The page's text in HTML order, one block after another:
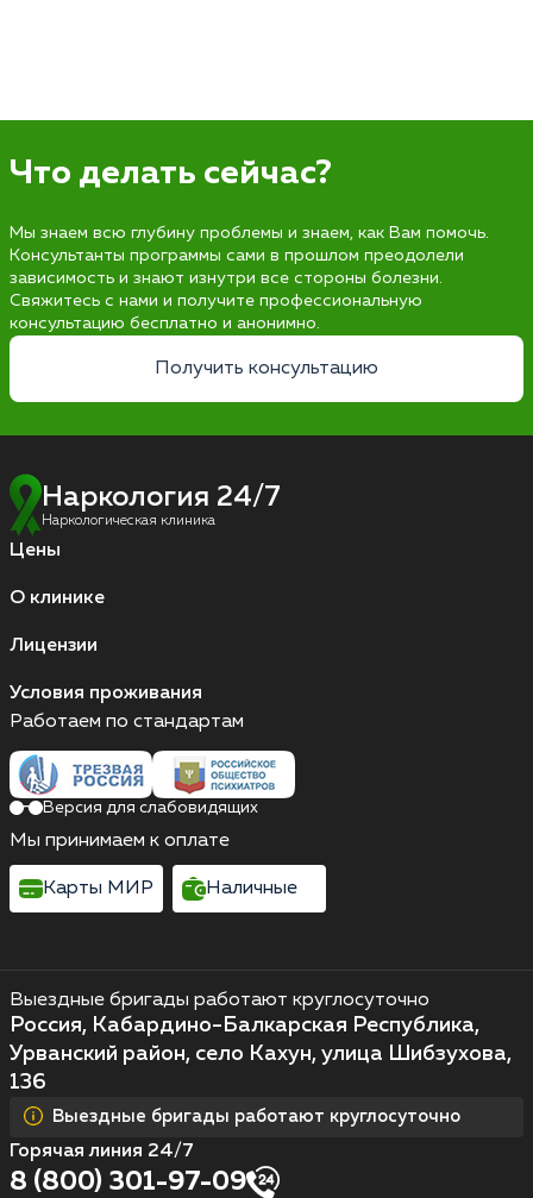
Что делать сейчас?
Мы знаем всю глубину проблемы и знаем, как Вам помочь.
Консультанты программы сами в прошлом преодолели
зависимость и знают изнутри все стороны болезни.
Свяжитесь с нами и получите профессиональную
консультацию бесплатно и анонимно.
Получить консультацию
Наркология 24/7
Наркологическая клиника
Цены
О клинике
Лицензии
Условия проживания
Выездные бригады работают круглосуточно
Россия, Кабардино-Балкарская Республика,
Урванский район, село Кахун, улица Шибзухова,
136
Выездные бригады работают круглосуточно
Горячая линия 24/7
8 (800) 301-97-09
Работаем по стандартам
Версия для слабовидящих
Мы принимаем к оплате
Карты МИР Наличные